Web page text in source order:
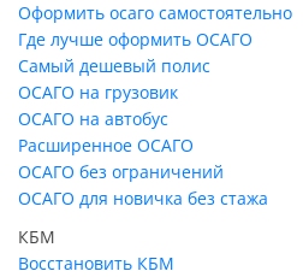
Оформить осаго самостоятельно
Где лучше оформить ОСАГО
Самый дешевый полис
ОСАГО на грузовик
ОСАГО на автобус
Расширенное ОСАГО
ОСАГО без ограничений
ОСАГО для новичка без стажа
КБМ
Восстановить КБМ